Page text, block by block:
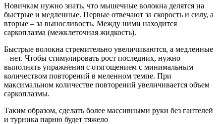
Новичкам нужно знать, что мышечные волокна делятся на
быстрые и медленные. Первые отвечают за скорость и силу, а
вторые – за выносливость. Между ними находится
саркоплазма (межклеточная жидкость).
Быстрые волокна стремительно увеличиваются, а медленные
– нет. Чтобы стимулировать рост последних, нужно
выполнять упражнения с отягощением с минимальным
количеством повторений в меленном темпе. При
максимальном количестве повторений увеличивается объем
саркоплазмы.
Таким образом, сделать более массивными руки без гантелей
и турника парню будет тяжело